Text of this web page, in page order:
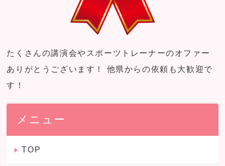
たくさんの講演会やスポーツトレーナーのオファー
ありがとうございます！ 他県からの依頼も大歓迎で
す！
メニュー
TOP